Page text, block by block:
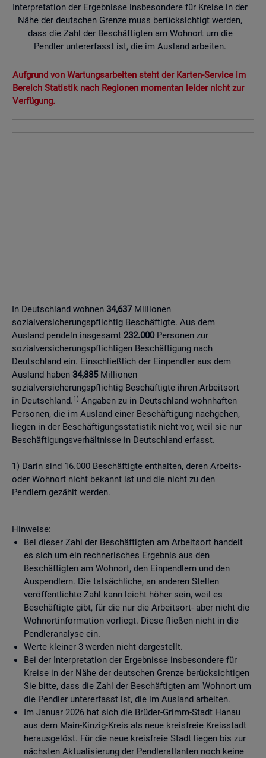
Interpretation der Ergebnisse insbesondere für Kreise in der
Nähe der deutschen Grenze muss berücksichtigt werden,
dass die Zahl der Beschäftigten am Wohnort um die
Pendler untererfasst ist, die im Ausland arbeiten.
Aufgrund von Wartungsarbeiten steht der Karten-Service im
Bereich Statistik nach Regionen momentan leider nicht zur
Verfügung.
In Deutschland wohnen 34,637Millionen
sozialversicherungspflichtig Beschäftigte. Aus dem
Ausland pendeln insgesamt 232.000Personen zur
sozialversicherungspflichtigen Beschäftigung nach
Deutschland ein. Einschließlich der Einpendler aus dem
Ausland haben 34,885Millionen
sozialversicherungspflichtig Beschäftigte ihren Arbeitsort
in Deutschland.1) Angaben zu in Deutschland wohnhaften
Personen, die im Ausland einer Beschäftigung nachgehen,
liegen in der Beschäftigungsstatistik nicht vor, weil sie nur
Beschäftigungsverhältnisse in Deutschland erfasst.
1) Darin sind 16.000 Beschäftigte enthalten, deren Arbeits-
oder Wohnort nicht bekannt ist und die nicht zu den
Pendlern gezählt werden.
Hinweise:
Bei dieser Zahl der Beschäftigten am Arbeitsort handelt
es sich um ein rechnerisches Ergebnis aus den
Beschäftigten am Wohnort, den Einpendlern und den
Auspendlern. Die tatsächliche, an anderen Stellen
veröffentlichte Zahl kann leicht höher sein, weil es
Beschäftigte gibt, für die nur die Arbeitsort- aber nicht die
Wohnortinformation vorliegt. Diese fließen nicht in die
Pendleranalyse ein.
Werte kleiner 3 werden nicht dargestellt.
Bei der Interpretation der Ergebnisse insbesondere für
Kreise in der Nähe der deutschen Grenze berücksichtigen
Sie bitte, dass die Zahl der Beschäftigten am Wohnort um
die Pendler untererfasst ist, die im Ausland arbeiten.
Im Januar 2026 hat sich die Brüder-Grimm-Stadt Hanau
aus dem Main-Kinzig-Kreis als neue kreisfreie Kreisstadt
herausgelöst. Für die neue kreisfreie Stadt liegen bis zur
nächsten Aktualisierung der Pendleratlanten noch keine